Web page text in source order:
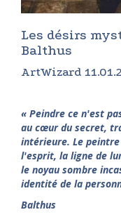
Les désirs
Balthus
ArtWizard
« Peindre ce n'est
au cœur du secret,
intérieure. Le
l'esprit, la ligne de
le noyau sombre
identité de la
Balthus